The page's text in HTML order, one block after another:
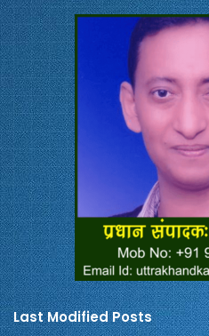
Last Modified Posts